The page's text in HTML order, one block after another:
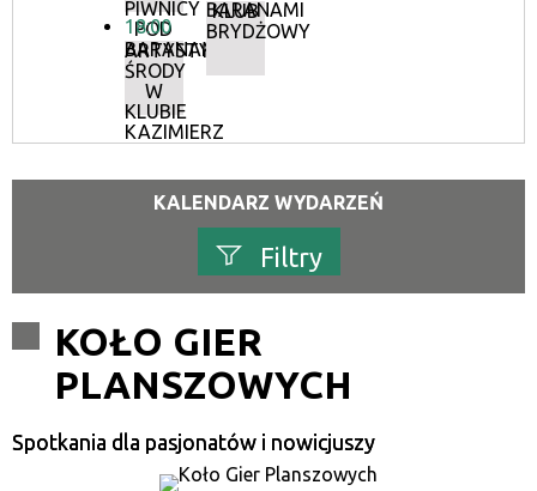
PIWNICY
POD
BARANAMI
18:00
ARTYSTYCZNE
ŚRODY
W
KLUBIE
KAZIMIERZ
BARANAMI
KLUB
BRYDŻOWY
KALENDARZ WYDARZEŃ
Filtry
Kategoria
Trwające w zakresie
—
KOŁO GIER
PLANSZOWYCH
Spotkania dla pasjonatów i nowicjuszy